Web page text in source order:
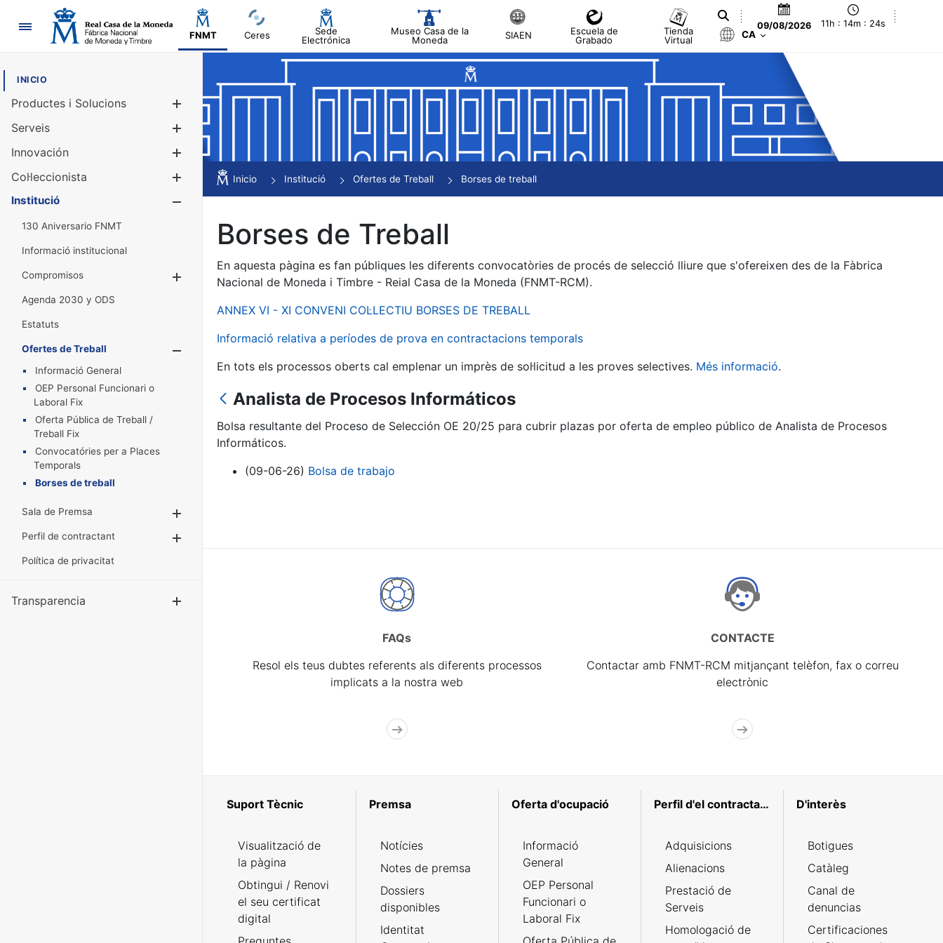
Navegació
FNMT Ceres
Sede
Electrónica
Museo Casa de la
Moneda
SIAEN
Escuela de
Grabado
Tienda
Virtual
09/08/2026 11h : 14m : 24s
CA
INICIO
Productes i Solucions
Mostra/Amaga
Serveis
Innovación
Col·leccionista
Mostra/Amaga
Institució
130 Aniversario FNMT
Informació institucional
Compromisos
Mostra/Amaga
Agenda 2030 y ODS
Estatuts
Ofertes de Treball
Informació General
OEP Personal Funcionari o
Laboral Fix
Oferta Pública de Treball /
Treball Fix
Convocatóries per a Places
Temporals
Borses de treball
Sala de Premsa
Perfil de contractant
Política de privacitat
Transparencia
Inicio Institució Ofertes de Treball Borses de treball
Borses de Treball
En aquesta pàgina es fan públiques les diferents convocatòries de procés de selecció lliure que s'ofereixen des de la Fàbrica
Nacional de Moneda i Timbre - Reial Casa de la Moneda (FNMT-RCM).
ANNEX VI - XI CONVENI COL·LECTIU BORSES DE TREBALL
Informació relativa a períodes de prova en contractacions temporals
En tots els processos oberts cal emplenar un imprès de sol·licitud a les proves selectives. Més informació.
Analista de Procesos Informáticos
Bolsa resultante del Proceso de Selección OE 20/25 para cubrir plazas por oferta de empleo público de Analista de Procesos
Informáticos.
(09-06-26) Bolsa de trabajo
FAQs
Resol els teus dubtes referents als diferents processos
implicats a la nostra web
CONTACTE
Contactar amb FNMT-RCM mitjançant telèfon, fax o correu
electrònic
Suport Tècnic
Visualització de
la pàgina
Obtingui / Renovi
el seu certificat
digital
Premsa
Notícies
Notes de premsa
Dossiers
disponibles
Identitat
Oferta d'ocupació
Informació
General
OEP Personal
Funcionari o
Laboral Fix
Perfil d'el contractant
Adquisicions
Alienacions
Prestació de
Serveis
Homologació de
D'interès
Botigues
Catàleg
Canal de
denuncias
Certificaciones